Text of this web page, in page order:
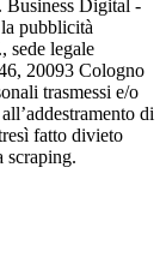
Business Digital -
pubblicità
sede legale
20093 Cologno
trasmessi e/o
di
fatto divieto
scraping.